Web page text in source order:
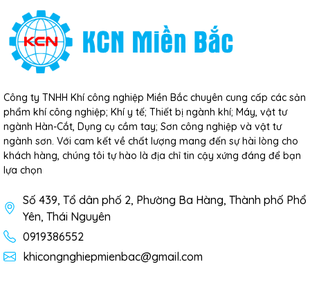
Công ty TNHH Khí công nghiệp Miền Bắc chuyên cung cấp các sản
phẩm khí công nghiệp; Khí y tế; Thiết bị ngành khí; Máy, vật tư
ngành Hàn-Cắt, Dụng cụ cầm tay; Sơn công nghiệp và vật tư
ngành sơn. Với cam kết về chất lượng mang đến sự hài lòng cho
khách hàng, chúng tôi tự hào là địa chỉ tin cậy xứng đáng để bạn
lựa chọn
Số 439, Tổ dân phố 2, Phường Ba Hàng, Thành phố Phổ
Yên, Thái Nguyên
0919386552
khicongnghiepmienbac@gmail.com